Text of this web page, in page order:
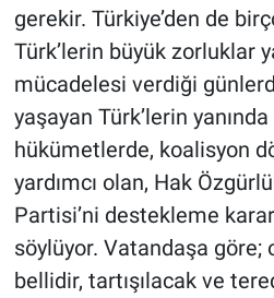
gerekir. Türkiye’den de
Türk’lerin büyük zorluklar
mücadelesi verdiği
yaşayan Türk’lerin
hükümetlerde, koalisyon
yardımcı olan, Hak
Partisi’ni destekleme
söylüyor. Vatandaşa göre;
bellidir, tartışılacak ve